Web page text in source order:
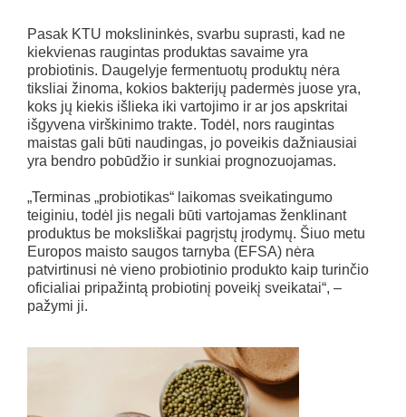
Pasak KTU mokslininkės, svarbu suprasti, kad ne
kiekvienas raugintas produktas savaime yra
probiotinis. Daugelyje fermentuotų produktų nėra
tiksliai žinoma, kokios bakterijų padermės juose yra,
koks jų kiekis išlieka iki vartojimo ir ar jos apskritai
išgyvena virškinimo trakte. Todėl, nors raugintas
maistas gali būti naudingas, jo poveikis dažniausiai
yra bendro pobūdžio ir sunkiai prognozuojamas.
„Terminas „probiotikas“ laikomas sveikatingumo
teiginiu, todėl jis negali būti vartojamas ženklinant
produktus be moksliškai pagrįstų įrodymų. Šiuo metu
Europos maisto saugos tarnyba (EFSA) nėra
patvirtinusi nė vieno probiotinio produkto kaip turinčio
oficialiai pripažintą probiotinį poveikį sveikatai“, –
pažymi ji.